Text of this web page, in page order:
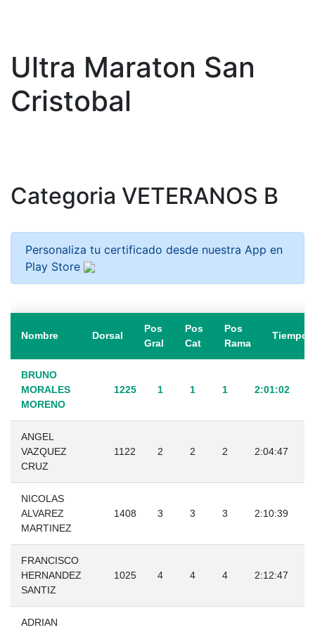
Ultra Maraton San
Cristobal
Categoria VETERANOS B
Personaliza tu certificado desde nuestra App en
Play Store
Nombre Dorsal
Pos
Gral
Pos
Cat
Pos
Rama
Tiempo
BRUNO
MORALES
MORENO
1225 1 1 1 2:01:02
ANGEL
VAZQUEZ
CRUZ
1122 2 2 2 2:04:47
NICOLAS
ALVAREZ
MARTINEZ
1408 3 3 3 2:10:39
FRANCISCO
HERNANDEZ
SANTIZ
1025 4 4 4 2:12:47
ADRIAN